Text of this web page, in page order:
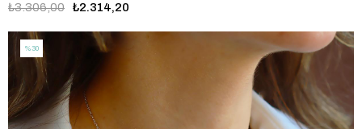
₺2.314,20
₺3.306,00
%30